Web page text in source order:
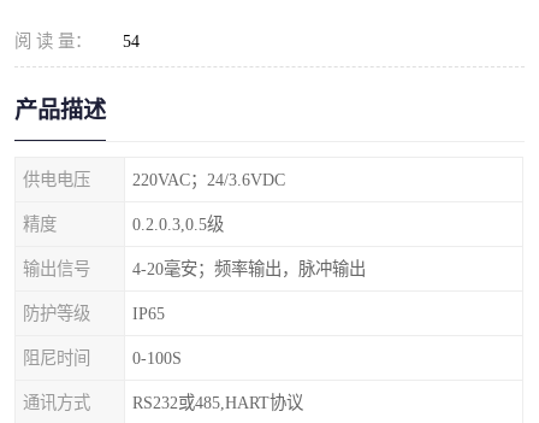
阅 读 量： 54
产品描述
供电电压 220VAC；24/3.6VDC
精度 0.2.0.3,0.5级
输出信号 4-20毫安；频率输出，脉冲输出
防护等级 IP65
阻尼时间 0-100S
通讯方式 RS232或485,HART协议